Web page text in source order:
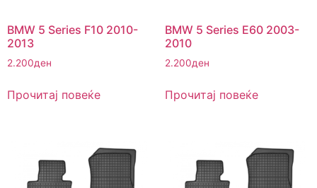
BMW 5 Series F10 2010-
2013
2.200ден
Прочитај повеќе
BMW 5 Series E60 2003-
2010
2.200ден
Прочитај повеќе